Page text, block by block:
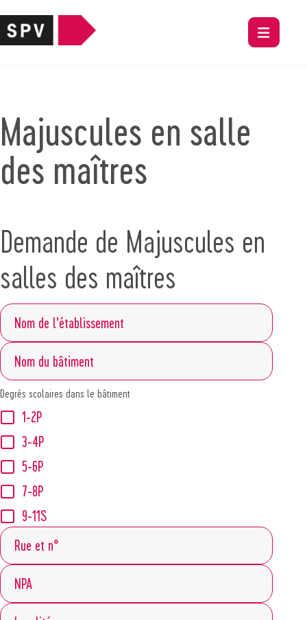
Majuscules en salle
des maîtres
Demande de Majuscules en
salles des maîtres
Degrés scolaires dans le bâtiment
1-2P
3-4P
5-6P
7-8P
9-11S